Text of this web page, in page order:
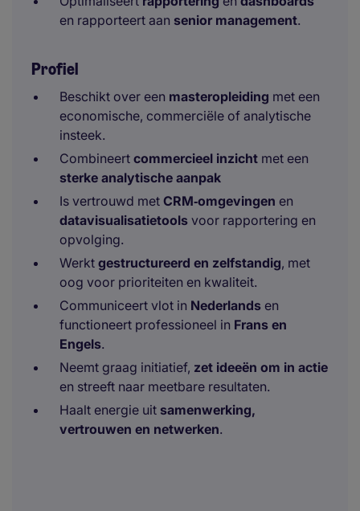
en rapporteert aan senior management.
Profiel
Beschikt over een masteropleiding met een
economische, commerciële of analytische
insteek.
Combineert commercieel inzicht met een
sterke analytische aanpak
Is vertrouwd met CRM‑omgevingen en
datavisualisatietools voor rapportering en
opvolging.
Werkt gestructureerd en zelfstandig, met
oog voor prioriteiten en kwaliteit.
Communiceert vlot in Nederlands en
functioneert professioneel in Frans en
Engels.
Neemt graag initiatief, zet ideeën om in actie
en streeft naar meetbare resultaten.
Haalt energie uit samenwerking,
vertrouwen en netwerken.